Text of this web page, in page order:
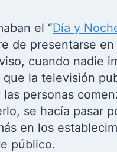
el “Día y
de presentarse
cuando nadie
la televisión
las personas
se hacía pasar
en los
público.